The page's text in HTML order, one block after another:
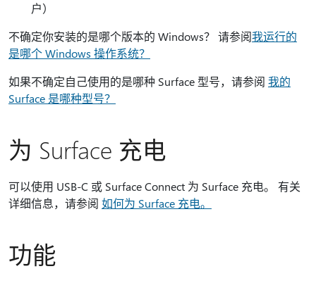
户）
不确定你安装的是哪个版本的 Windows？ 请参阅我运行的
是哪个 Windows 操作系统？
如果不确定自己使用的是哪种 Surface 型号，请参阅 我的
Surface 是哪种型号？
为 Surface 充电
可以使用 USB-C 或 Surface Connect 为 Surface 充电。 有关
详细信息，请参阅 如何为 Surface 充电。
功能